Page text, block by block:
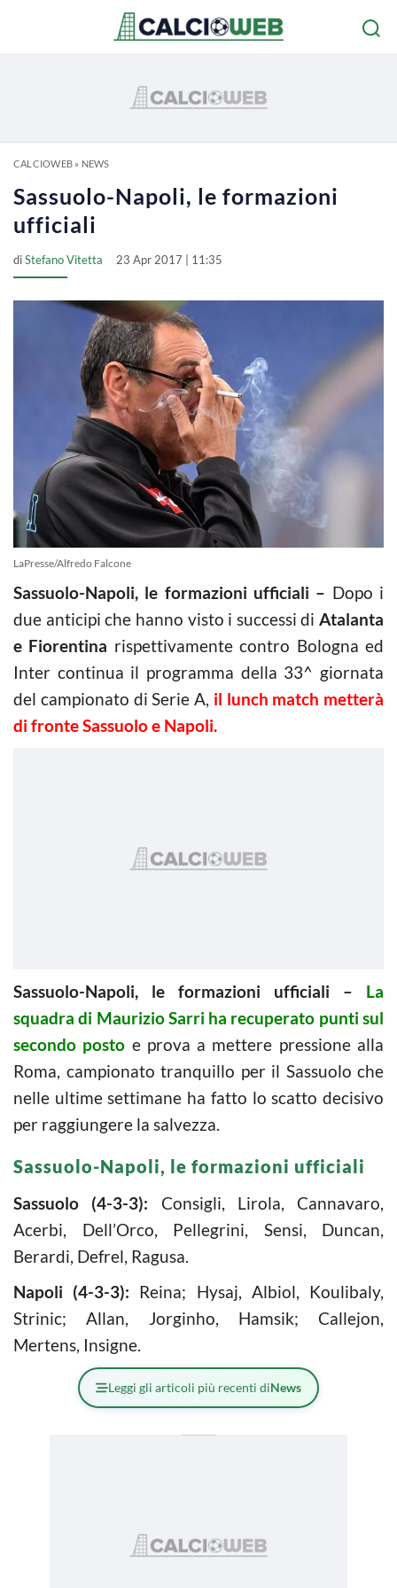
CALCIOWEB» NEWS
Sassuolo-Napoli, le formazioni
ufficiali
diStefano Vitetta 23 Apr 2017 | 11:35
LaPresse/Alfredo Falcone
Sassuolo-Napoli, le formazioni ufficiali – Dopo i
due anticipi che hanno visto i successi di Atalanta
e Fiorentina rispettivamente contro Bologna ed
Inter continua il programma della 33^ giornata
del campionato di Serie A, il lunch match metterà
di fronte Sassuolo e Napoli.
Sassuolo-Napoli, le formazioni ufficiali –
La
squadra di Maurizio Sarri ha recuperato punti sul
secondo posto e prova a mettere pressione alla
Roma, campionato tranquillo per il Sassuolo che
nelle ultime settimane ha fatto lo scatto decisivo
per raggiungere la salvezza.
Sassuolo-Napoli, le formazioni ufficiali
Sassuolo (4-3-3): Consigli, Lirola, Cannavaro,
Acerbi, Dell’Orco, Pellegrini, Sensi, Duncan,
Berardi, Defrel, Ragusa.
Napoli (4-3-3): Reina; Hysaj, Albiol, Koulibaly,
Strinic; Allan, Jorginho, Hamsik; Callejon,
Mertens, Insigne.
Leggi gli articoli più recenti diNews